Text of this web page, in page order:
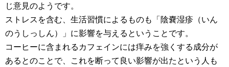
じ意見のようです。
ストレスを含む、生活習慣によるものも「陰嚢湿疹（いん
のうしっしん）」に影響を与えるということです。
コーヒーに含まれるカフェインには痒みを強くする成分が
あるとのことで、これを断って良い影響が出たという人も